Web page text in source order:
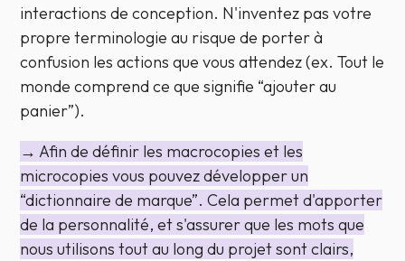
interactions de conception. N'inventez pas votre
propre terminologie au risque de porter à
confusion les actions que vous attendez (ex. Tout le
monde comprend ce que signifie “ajouter au
panier”).
→ Afin de définir les macrocopies et les
microcopies vous pouvez développer un
“dictionnaire de marque”. Cela permet d'apporter
de la personnalité, et s'assurer que les mots que
nous utilisons tout au long du projet sont clairs,